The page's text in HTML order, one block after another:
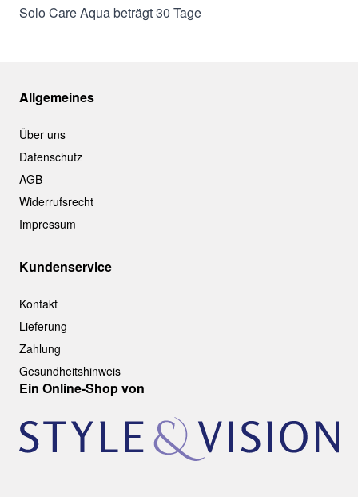
Solo Care Aqua beträgt 30 Tage
Allgemeines
Über uns
Datenschutz
AGB
Widerrufsrecht
Impressum
Kundenservice
Kontakt
Lieferung
Zahlung
Gesundheitshinweis
Ein Online-Shop von